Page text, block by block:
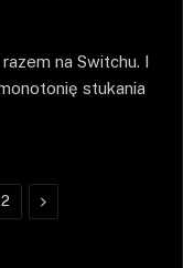
na Switchu. I
stukania
Następne